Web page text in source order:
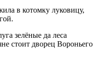
в котомку луковицу,
зелёные да леса
стоит дворец Вороньего